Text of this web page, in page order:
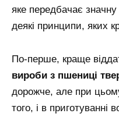
яке передбачає
деякі принципи, яких
По-перше, краще
вироби з пшениці
дорожче, але при
того, і в приготуванні